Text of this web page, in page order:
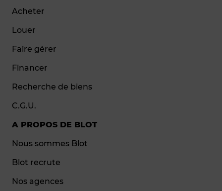
Acheter
Louer
Faire gérer
Financer
Recherche de biens
C.G.U.
A PROPOS DE BLOT
Nous sommes Blot
Blot recrute
Nos agences